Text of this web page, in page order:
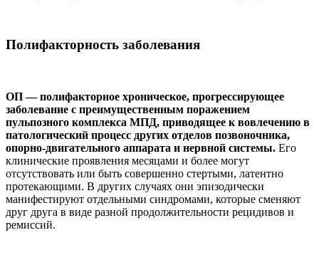
Полифакторность заболевания
ОП — полифакторное хроническое, прогрессирующее
заболевание с преимущественным поражением
пульпозного комплекса МПД, приводящее к вовлечению в
патологический процесс других отделов позвоночника,
опорно-двигательного аппарата и нервной системы. Его
клинические проявления месяцами и более могут
отсутствовать или быть совершенно стертыми, латентно
протекающими. В других случаях они эпизодически
манифестируют отдельными синдромами, которые сменяют
друг друга в виде разной продолжительности рецидивов и
ремиссий.